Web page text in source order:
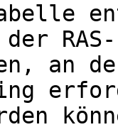
RAS-
an